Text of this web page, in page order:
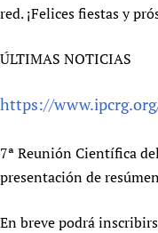
red. ¡Felices fiestas y
ÚLTIMAS NOTICIAS
https://
7ª Reunión Científica
presentación de
En breve podrá